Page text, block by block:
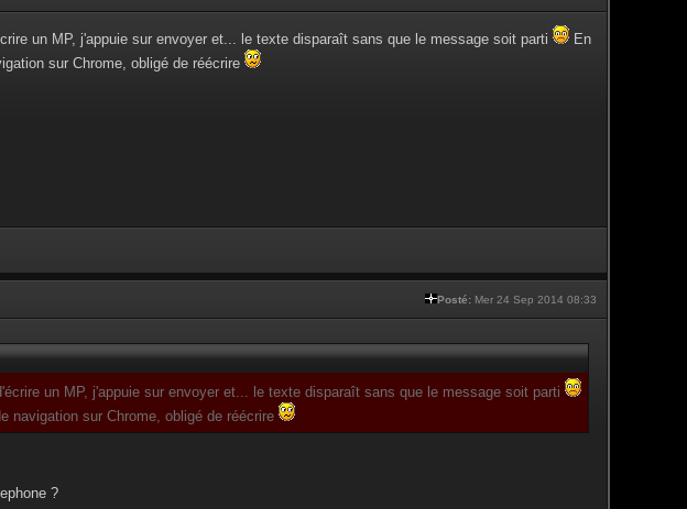
un MP, j'appuie sur envoyer et... le texte disparaît sans que le message soit parti
En
sur Chrome, obligé de réécrire
Posté: Mer 24 Sep 2014 08:33
un MP, j'appuie sur envoyer et... le texte disparaît sans que le message soit parti
navigation sur Chrome, obligé de réécrire
?